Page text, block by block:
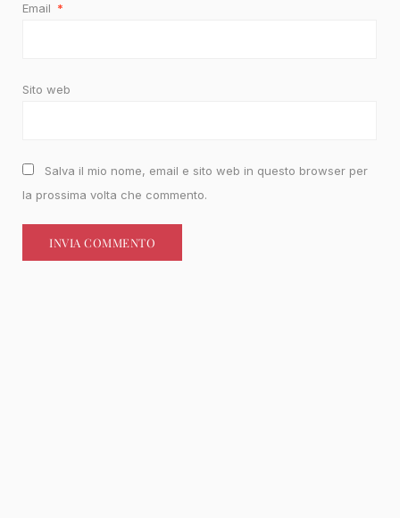
Email *
Sito web
Salva il mio nome, email e sito web in questo browser per
la prossima volta che commento.